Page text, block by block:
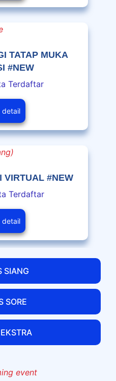
SIANG
SORE
TATAP MUKA
#NEW
Terdaftar
detail
VIRTUAL #NEW
Terdaftar
detail